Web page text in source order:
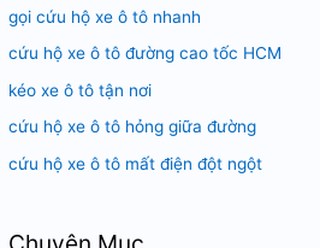
ế
m
:
gọi cứu hộ xe ô tô nhanh
cứu hộ xe ô tô đường cao tốc HCM
kéo xe ô tô tận nơi
cứu hộ xe ô tô hỏng giữa đường
cứu hộ xe ô tô mất điện đột ngột